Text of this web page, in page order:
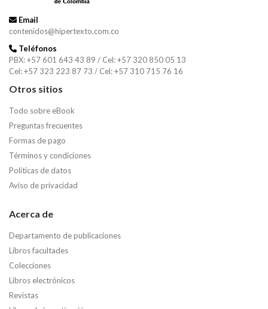
Email
contenidos@hipertexto.com.co
Teléfonos
PBX: +57 601 643 43 89 / Cel: +57 320 850 05 13
Cel: +57 323 223 87 73 / Cel: +57 310 715 76 16
Otros sitios
Todo sobre eBook
Preguntas frecuentes
Formas de pago
Términos y condiciones
Políticas de datos
Aviso de privacidad
Acerca de
Departamento de publicaciones
Libros facultades
Colecciones
Libros electrónicos
Revistas